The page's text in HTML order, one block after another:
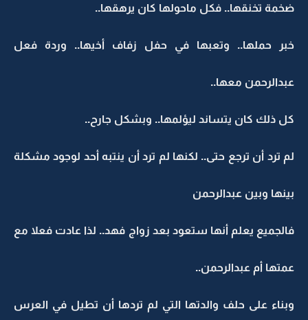
ضخمة تخنقها.. فكل ماحولها كان يرهقها..
خبر حملها.. وتعبها في حفل زفاف أخيها.. وردة فعل
عبدالرحمن معها..
كل ذلك كان يتساند ليؤلمها.. وبشكل جارح..
لم ترد أن ترجع حتى.. لكنها لم ترد أن ينتبه أحد لوجود مشكلة
بينها وبين عبدالرحمن
فالجميع يعلم أنها ستعود بعد زواج فهد.. لذا عادت فعلا مع
عمتها أم عبدالرحمن..
وبناء على حلف والدتها التي لم تردها أن تطيل في العرس